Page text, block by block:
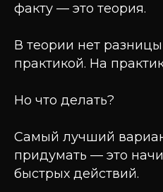
факту — это теория.
В теории нет
практикой. На
Но что делать?
Самый лучший
придумать — это
быстрых действий.